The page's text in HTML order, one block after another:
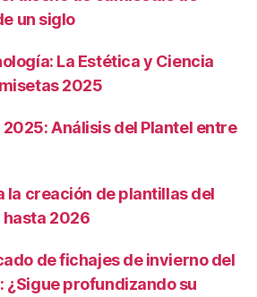
un siglo
La Estética y Ciencia
2025
Análisis del Plantel entre
la creación de plantillas del
2026
de fichajes de invierno del
¿Sigue profundizando su